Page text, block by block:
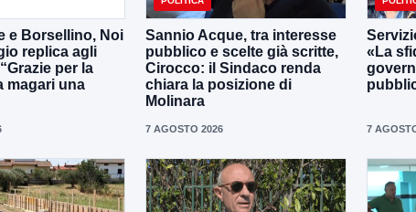
e Borsellino, Noi
replica agli
per la
magari una
Sannio Acque, tra interesse
pubblico e scelte già scritte,
Cirocco: il Sindaco renda
chiara la posizione di
Molinara
7 AGOSTO 2026
«La
7